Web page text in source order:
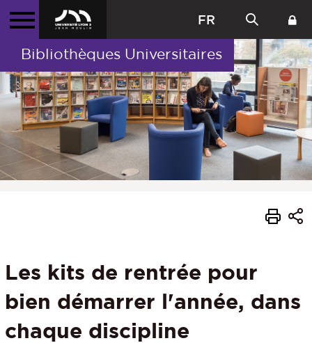
FR
Bibliothèques Universitaires
Les kits de rentrée pour
bien démarrer l'année, dans
chaque discipline